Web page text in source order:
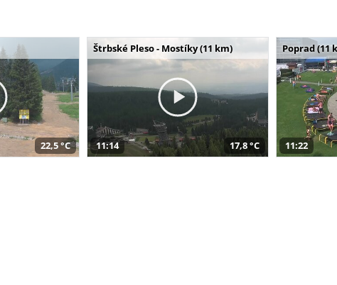
22,5 °C
Štrbské Pleso - Mostíky (11 km)
11:14 17,8 °C
Poprad (11
11:22